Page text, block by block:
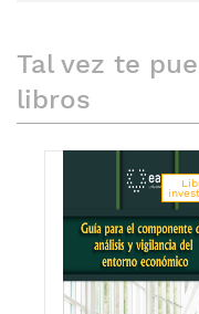
Tal vez te
libros